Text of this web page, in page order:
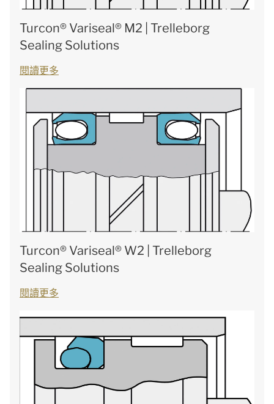
Turcon® Variseal® M2 | Trelleborg
Sealing Solutions
閱讀更多
Turcon® Variseal® W2 | Trelleborg
Sealing Solutions
閱讀更多